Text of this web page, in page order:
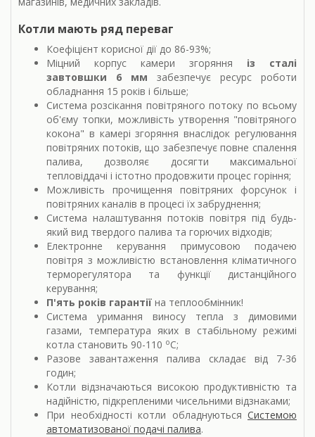
Котли мають ряд переваг
Коефіцієнт корисної дії до 86-93%;
Міцний корпус камери згоряння із сталі
завтовшки 6 мм забезпечує ресурс роботи
обладнання 15 років і більше;
Система розсікання повітряного потоку по всьому
об'єму топки, можливість утворення "повітряного
кокона" в камері згоряння внаслідок регулювання
повітряних потоків, що забезпечує повне спалення
палива, дозволяє досягти максимальної
тепловіддачі і істотно продовжити процес горіння;
Можливість прочищення повітряних форсунок і
повітряних каналів в процесі їх забруднення;
Система налаштування потоків повітря під будь-
який вид твердого палива та горючих відходів;
Електронне керування примусовою подачею
повітря з можливістю встановлення кліматичного
терморегулятора та функції дистанційного
керування;
П'ять років гарантії на теплообмінник!
Система уримання виносу тепла з димовими
газами, температура яких в стабільному режимі
котла становить 90-110 оС;
Разове завантаження палива складає від 7-36
годин;
Котли відзначаються високою продуктивністю та
надійністю, підкрепленими чисельними відзнаками;
При необхідності котли обладнуються Системою
автоматизованої подачі палива.